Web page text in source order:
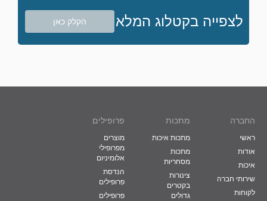
לצפייה בקטלוג המלא הקלק כאן
החברה
ראשי
אודות
איכות
שירותי חברה
לקוחות
מתכות
מתכות איכות
מתכות
מסחריות
צינורות
בקטרים
גדולים
פרופילים
מוצרים
מפרופילי
אלומיניום
הנדסת
פרופילים
פרופילים